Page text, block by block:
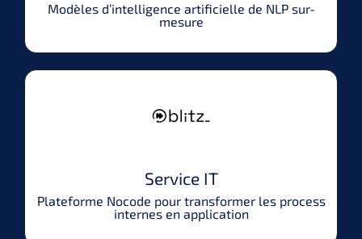
Modèles d’intelligence artificielle de NLP sur-
mesure
Service IT
Plateforme Nocode pour transformer les process
internes en application